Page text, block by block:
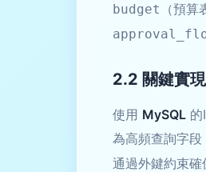
budget （預
2.2 關鍵實
使用 MySQL 的
為高頻查詢字段
通過外鍵約束確